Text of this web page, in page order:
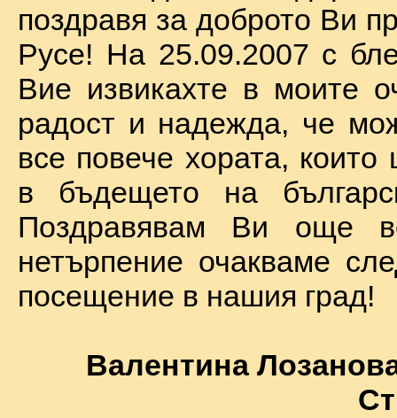
поздравя за доброто Ви
Русе! На 25.09.2007 с
Вие извикахте в моите
радост и надежда, че
все повече хората, които
в бъдещето на
Поздравявам Ви още
нетърпение очакваме
посещение в нашия град!
Валентина